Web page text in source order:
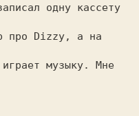
одну кассету
про Dizzy, а на
музыку. Мне